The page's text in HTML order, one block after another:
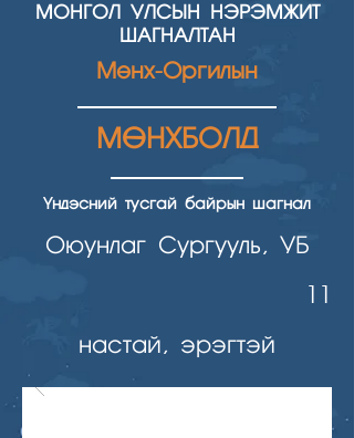
МОНГОЛ УЛСЫН НЭРЭМЖИТ
ШАГНАЛТАН
Мөнх-Оргилын
МӨНХБОЛД
Үндэсний тусгай байрын шагнал
Оюунлаг Сургууль, УБ
настай, эрэгтэй